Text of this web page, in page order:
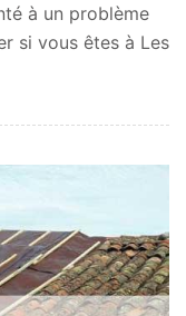
à un problème
si vous êtes à Les